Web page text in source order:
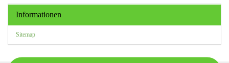
Informationen
Sitemap